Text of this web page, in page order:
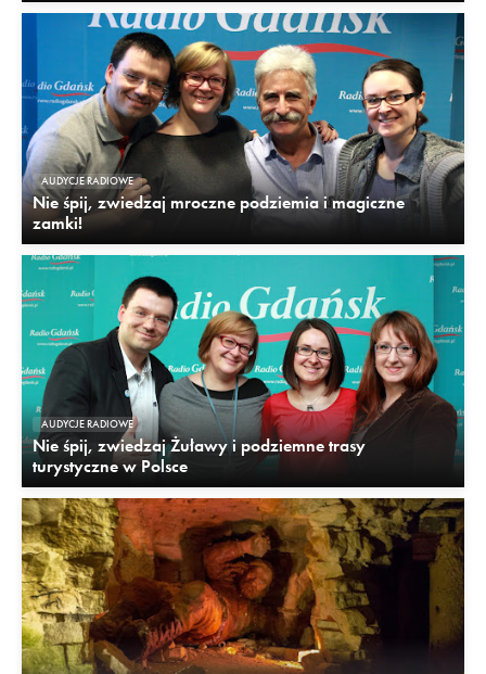
AUDYCJE RADIOWE
Nie śpij, zwiedzaj mroczne podziemia i magiczne
zamki!
AUDYCJE RADIOWE
Nie śpij, zwiedzaj Żuławy i podziemne trasy
turystyczne w Polsce